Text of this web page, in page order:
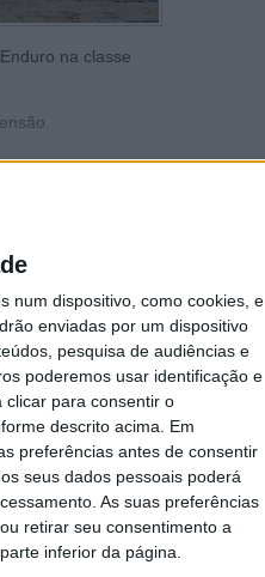
num dispositivo, como cookies, e
enviadas por um dispositivo
pesquisa de audiências e
poderemos usar identificação e
clicar para consentir o
descrito acima. Em
preferências antes de consentir
seus dados pessoais poderá
As suas preferências
retirar seu consentimento a
inferior da página.
na classe
no campeonato.